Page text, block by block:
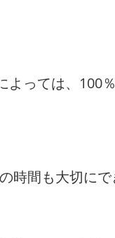
っては、100％
間も大切にで